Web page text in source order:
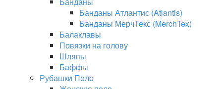
Банданы Атлантис (Atlantis)
Банданы МерчТекс (MerchTex)
Балаклавы
Повязки на голову
Шляпы
Баффы
Рубашки Поло